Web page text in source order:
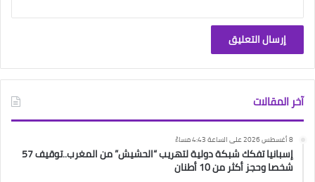
آخر المقالات
8 أغسطس 2026 على الساعة 4:43 مساءً
إسبانيا تفكك شبكة دولية لتهريب “الحشيش” من المغرب..توقيف 57
شخصا وحجز أكثر من 10 أطنان